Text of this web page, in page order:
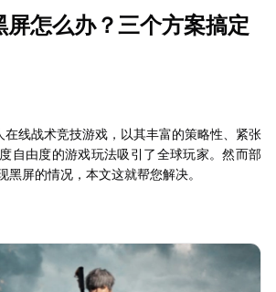
屏怎么办？三个方案搞定
在线战术竞技游戏，以其丰富的策略性、紧张
自由度的游戏玩法吸引了全球玩家。然而部
黑屏的情况，本文这就帮您解决。